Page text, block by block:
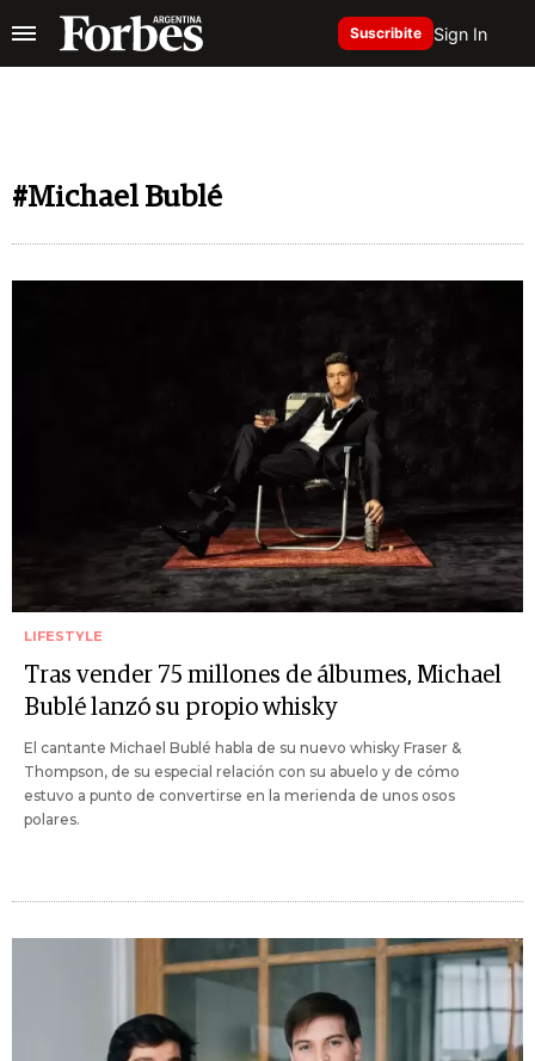
Suscribite Sign In
#Michael Bublé
LIFESTYLE
Tras vender 75 millones de álbumes, Michael
Bublé lanzó su propio whisky
El cantante Michael Bublé habla de su nuevo whisky Fraser &
Thompson, de su especial relación con su abuelo y de cómo
estuvo a punto de convertirse en la merienda de unos osos
polares.